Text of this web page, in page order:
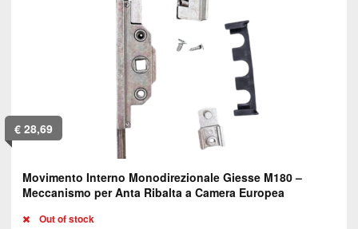
€28,69
Movimento Interno Monodirezionale Giesse M180 –
Meccanismo per Anta Ribalta a Camera Europea
Out of stock